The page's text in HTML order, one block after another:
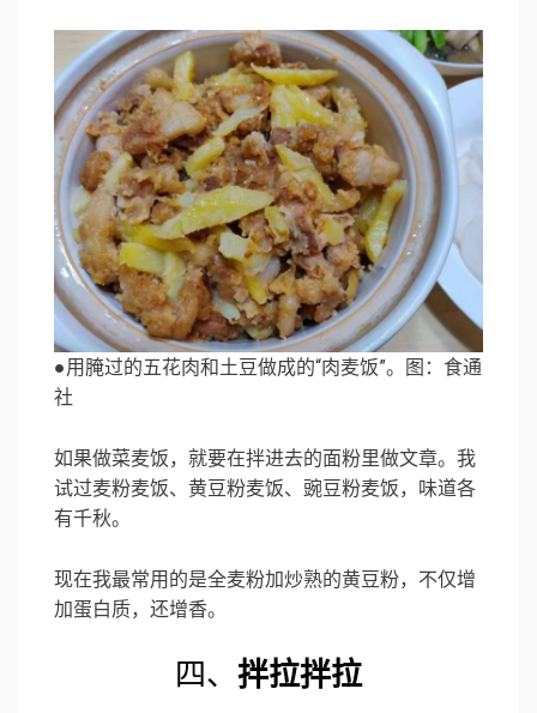
●用腌过的五花肉和土豆做成的“肉麦饭”。图：食通
社
如果做菜麦饭，就要在拌进去的面粉里做文章。我
试过麦粉麦饭、黄豆粉麦饭、豌豆粉麦饭，味道各
有千秋。
现在我最常用的是全麦粉加炒熟的黄豆粉，不仅增
加蛋白质，还增香。
四、 拌拉拌拉